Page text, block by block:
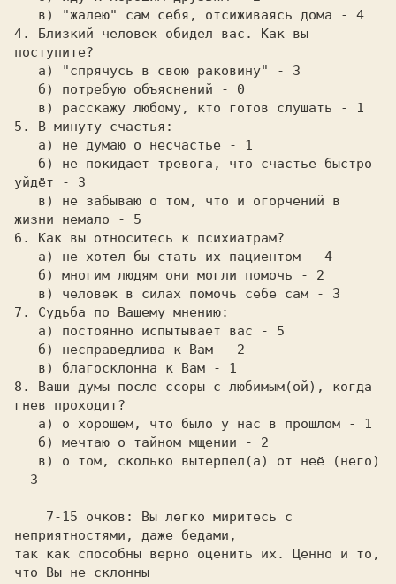
4. Близкий человек обидел вас. Как вы
уйдёт - 3
8. Ваши думы после ссоры с любимым(ой), когда
- 3
    7-15 очков:
Вы легко миритесь с
неприятностями, даже бедами,
так как способны верно оценить их. Ценно и то,
что Вы не склонны